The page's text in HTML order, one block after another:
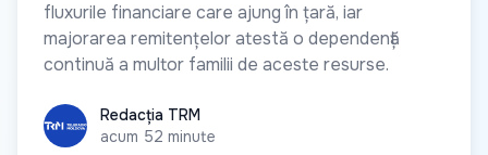
fluxurile financiare care ajung în țară, iar
majorarea remitențelor atestă o dependență
continuă a multor familii de aceste resurse.
Redacția TRM
Redacția TRM
acum 52 minute